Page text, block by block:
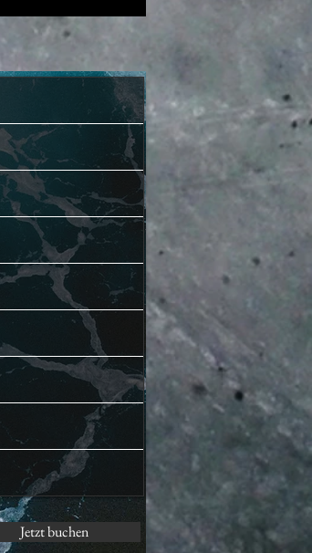
Jetzt buchen